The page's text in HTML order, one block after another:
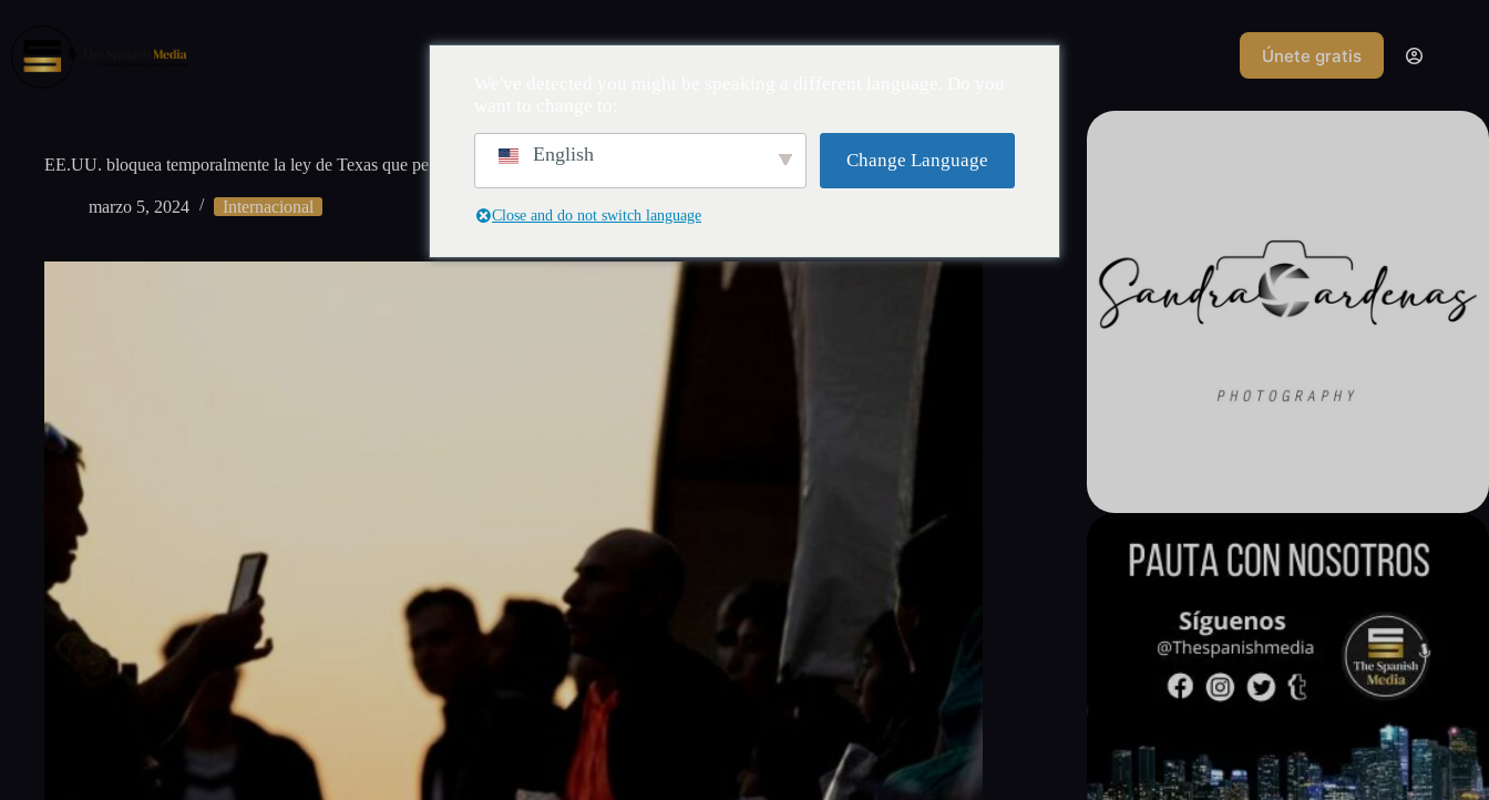
Únete gratis
EE.UU. bloquea temporalmente la ley de Texas que permite a la policía arrestar a inmigrantes
marzo 5, 2024 Internacional
English Change Language
Close and do not switch language